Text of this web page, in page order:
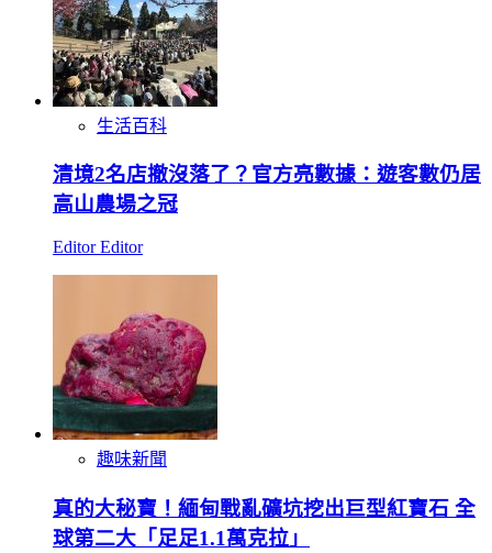
生活百科
清境2名店撤沒落了？官方亮數據：遊客數仍居
高山農場之冠
Editor Editor
趣味新聞
真的大秘寶！緬甸戰亂礦坑挖出巨型紅寶石 全
球第二大「足足1.1萬克拉」